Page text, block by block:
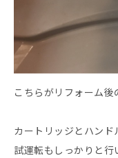
こちらがリフォーム後
カートリッジとハンド
試運転もしっかりと行